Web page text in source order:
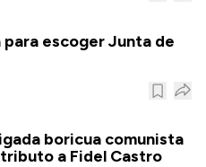
para escoger Junta de
boricua comunista
a Fidel Castro